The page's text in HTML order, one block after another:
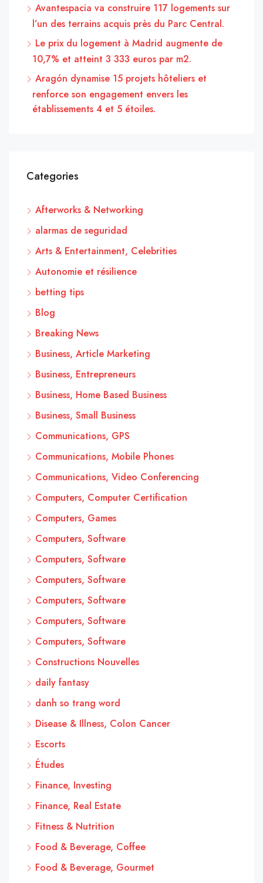
Avantespacia va construire 117 logements sur
l’un des terrains acquis près du Parc Central.
Le prix du logement à Madrid augmente de
10,7% et atteint 3 333 euros par m2.
Aragón dynamise 15 projets hôteliers et
renforce son engagement envers les
établissements 4 et 5 étoiles.
Categories
Afterworks & Networking
alarmas de seguridad
Arts & Entertainment, Celebrities
Autonomie et résilience
betting tips
Blog
Breaking News
Business, Article Marketing
Business, Entrepreneurs
Business, Home Based Business
Business, Small Business
Communications, GPS
Communications, Mobile Phones
Communications, Video Conferencing
Computers, Computer Certification
Computers, Games
Computers, Software
Computers, Software
Computers, Software
Computers, Software
Computers, Software
Computers, Software
Constructions Nouvelles
daily fantasy
danh so trang word
Disease & Illness, Colon Cancer
Escorts
Études
Finance, Investing
Finance, Real Estate
Fitness & Nutrition
Food & Beverage, Coffee
Food & Beverage, Gourmet